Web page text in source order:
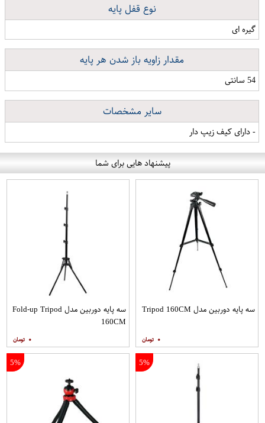
نوع قفل پایه
گیره ای
مقدار زاویه باز شدن هر پایه
54 سانتی
سایر مشخصات
- دارای کیف زیپ دار
پیشنهاد هایی برای شما
سه پایه دوربین مدل Tripod 160CM
۰
سه پایه دوربین مدل Fold-up Tripod
160CM
۰
5%
5%